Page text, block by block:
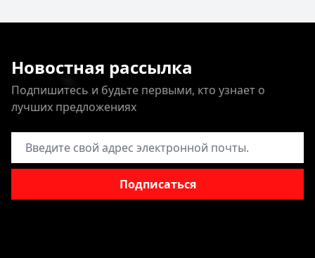
Новостная рассылка
Подпишитесь и будьте первыми, кто узнает о
лучших предложениях
Адрес электронной почты
Подписаться